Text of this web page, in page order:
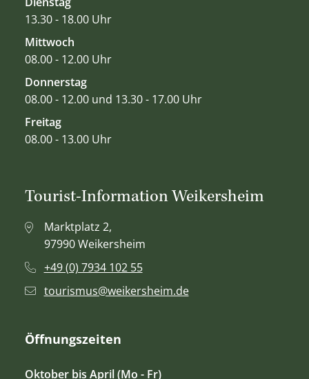
13.30 - 18.00 Uhr
Mittwoch
08.00 - 12.00 Uhr
Donnerstag
08.00 - 12.00 und 13.30 - 17.00 Uhr
Freitag
08.00 - 13.00 Uhr
Tourist-Information Weikersheim
Marktplatz 2,
97990 Weikersheim
+49 (0) 7934 102 55
tourismus@weikersheim.de
Öffnungszeiten
Oktober bis April (Mo - Fr)